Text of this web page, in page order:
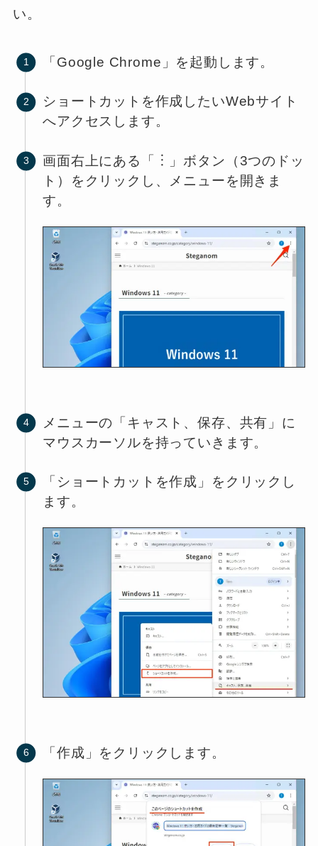
い。
「Google Chrome」を起動します。
ショートカットを作成したいWebサイト
へアクセスします。
画面右上にある「︙」ボタン（3つのドッ
ト）をクリックし、メニューを開きま
す。
メニューの「キャスト、保存、共有」に
マウスカーソルを持っていきます。
「ショートカットを作成」をクリックし
ます。
「作成」をクリックします。